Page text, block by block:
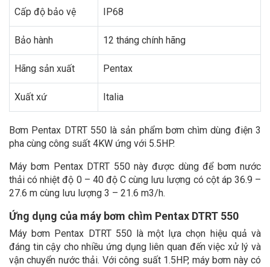
Cấp độ bảo vệ IP68
Bảo hành 12 tháng chính hãng
Hãng sản xuất Pentax
Xuất xứ Italia
Bơm Pentax DTRT 550 là sản phẩm bơm chìm dùng điện 3
pha cùng công suất 4KW ứng với 5.5HP.
Máy bơm Pentax DTRT 550 này được dùng để bơm nước
thải có nhiệt độ 0 – 40 độ C cùng lưu lượng có cột áp 36.9 –
27.6 m cùng lưu lượng 3 – 21.6 m3/h.
Ứng dụng của máy bơm chìm Pentax DTRT 550
Máy bơm Pentax DTRT 550 là một lựa chọn hiệu quả và
đáng tin cậy cho nhiều ứng dụng liên quan đến việc xử lý và
vận chuyển nước thải. Với công suất 1.5HP, máy bơm này có